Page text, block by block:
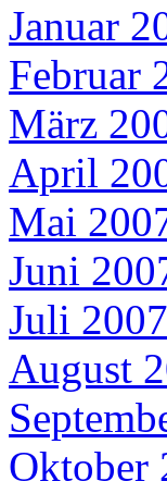
Januar
Februar
März
April
Mai
Juni
Juli 2007
August
Oktober